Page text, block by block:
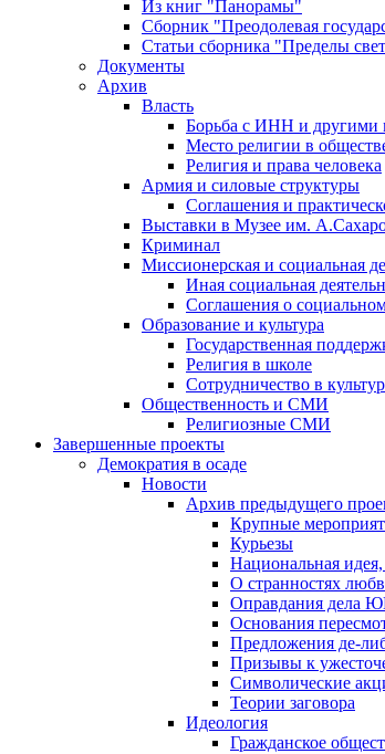
Из книг "Панорамы"
Сборник "Преодолевая
Статьи сборника "Пределы
Документы
Архив
Власть
Борьба с ИНН и другими
Место религии в
Религия и права человека
Армия и силовые структуры
Соглашения и
Выставки в Музее им.
Криминал
Миссионерская и социальная
Иная социальная
Соглашения о
Образование и культура
Государственная
Религия в школе
Сотрудничество в
Общественность и СМИ
Религиозные СМИ
Завершенные проекты
Демократия в осаде
Новости
Архив предыдущего
Крупные
Курьезы
Национальная
О странностях
Оправдания дела
Основания
Предложения де-
Призывы к
Символические
Теории заговора
Идеология
Гражданское